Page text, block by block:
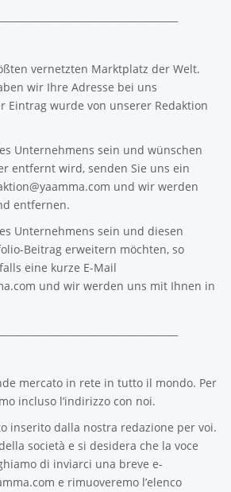
vernetzten Marktplatz der Welt.
wir Ihre Adresse bei uns
Eintrag wurde von unserer Redaktion
Unternehmens sein und wünschen
entfernt wird, senden Sie uns ein
und wir werden
entfernen.
Unternehmens sein und diesen
Beitrag erweitern möchten, so
eine kurze E-Mail
und wir werden uns mit Ihnen in
mercato in rete in tutto il mondo. Per
incluso l’indirizzo con noi.
inserito dalla nostra redazione per voi.
società e si desidera che la voce
di inviarci una breve e-
e rimuoveremo l’elenco